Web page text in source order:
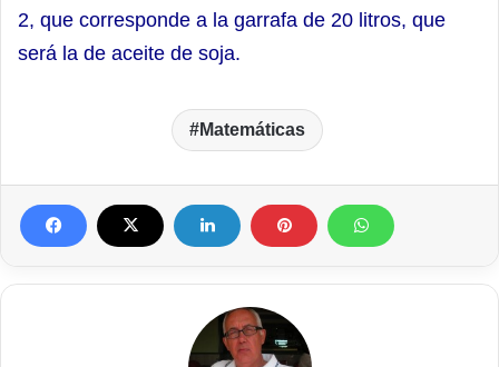
2, que corresponde a la garrafa de 20 litros, que
será la de aceite de soja.
Matemáticas